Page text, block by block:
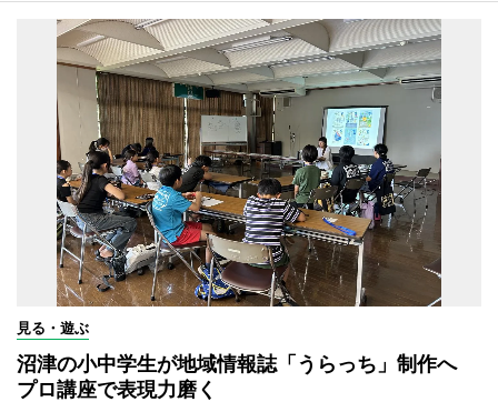
見る・遊ぶ
沼津の小中学生が地域情報誌「うらっち」制作へ
プロ講座で表現力磨く